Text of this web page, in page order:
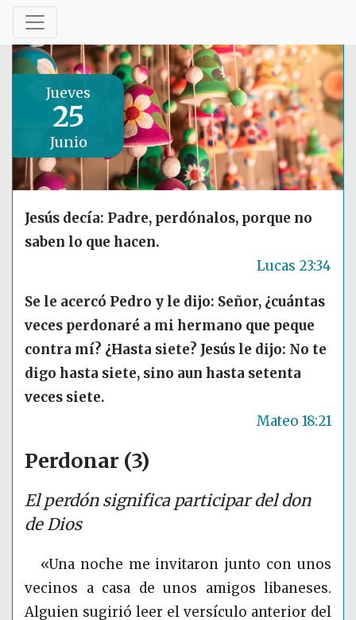
Jueves
25
Junio
Jesús decía: Padre, perdónalos, porque no
saben lo que hacen.
Lucas 23:34
Se le acercó Pedro y le dijo: Señor, ¿cuántas
veces perdonaré a mi hermano que peque
contra mí? ¿Hasta siete? Jesús le dijo: No te
digo hasta siete, sino aun hasta setenta
veces siete.
Mateo 18:21
Perdonar (3)
El perdón significa participar del don
de Dios
«Una noche me invitaron junto con unos
vecinos a casa de unos amigos libaneses.
Alguien sugirió leer el versículo anterior del